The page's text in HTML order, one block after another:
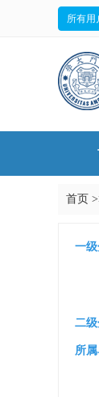
所有用
首页
一
二
所